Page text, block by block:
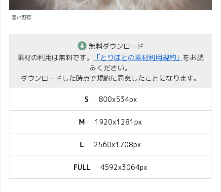
春の野原
無料ダウンロード
素材の利用は無料です。
「とりほとの素材利用規約」 をお読
みください。
ダウンロードした時点で規約に同意したことになります。
S 800x534px
M 1920x1281px
L 2560x1708px
FULL 4592x3064px